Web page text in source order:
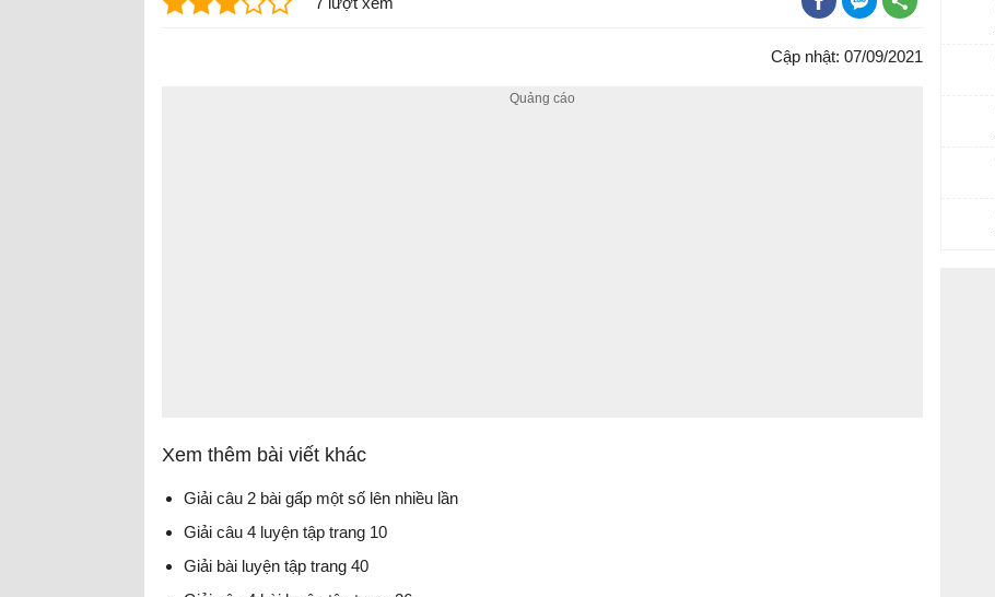
Cập nhật: 07/09/2021
Xem thêm bài viết khác
Giải câu 2 bài gấp một số lên nhiều lần
Giải câu 4 luyện tập trang 10
Giải bài luyện tập trang 40